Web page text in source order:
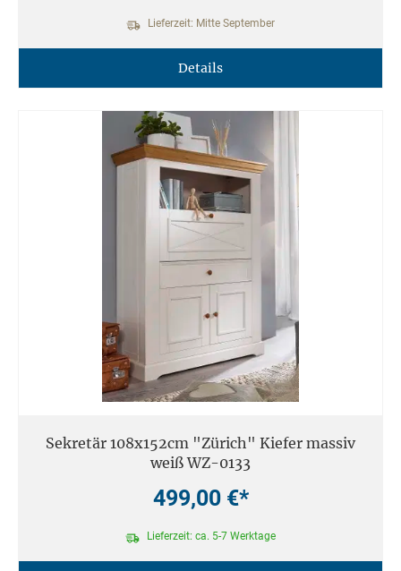
Lieferzeit: Mitte September
Details
Sekretär 108x152cm "Zürich" Kiefer massiv
weiß WZ-0133
499,00 €*
Lieferzeit: ca. 5-7 Werktage